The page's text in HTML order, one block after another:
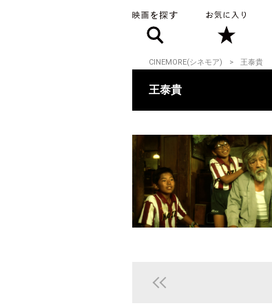
CINEMORE(シネモア) 王泰貴
王泰貴